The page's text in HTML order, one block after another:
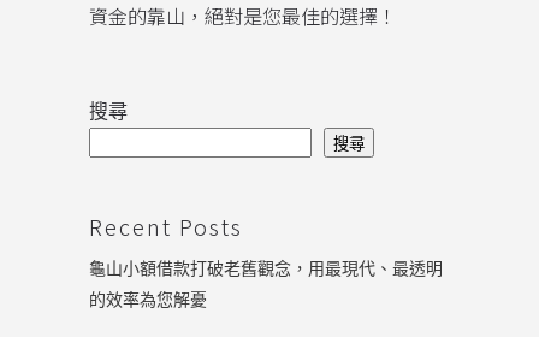
資金的靠山，絕對是您最佳的選擇！
搜尋
搜尋
Recent Posts
龜山小額借款打破老舊觀念，用最現代、最透明
的效率為您解憂